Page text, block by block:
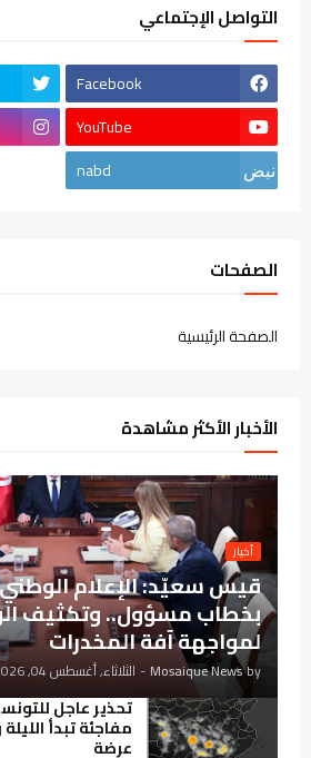
التواصل الإجتماعي
Facebook
YouTube
nabd
الصفحات
الصفحة الرئيسية
الأخبار الأكثر مشاهدة
أخيار
قيس سعيّد: الإعلام
بخطاب مسؤول.. وتكثيف
لمواجهة آفة المخدرات
by
Mosaique News
- الثلاثاء, أغسطس 04, 2026
تحذير عاجل
مفاجئة تبدأ
عرضة